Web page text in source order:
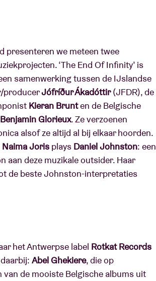
presenteren we meteen twee
‘The End Of Infinity’ is
samenwerking tussen de IJslandse
producerJófríður Ákadóttir(JFDR), de
Kieran Brunten de Belgische
Benjamin Glorieux. Ze verzoenen
alsof ze altijd al bij elkaar hoorden.
Naima Joris plays Daniel Johnston: een
aan deze muzikale outsider. Haar
de beste Johnston-interpretaties
het Antwerpse label Rotkat Records
Abel Ghekiere, die op
van de mooiste Belgische albums uit